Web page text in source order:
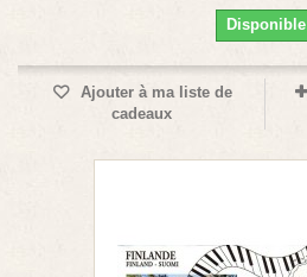
Disponible
Ajouter à ma liste de
cadeaux